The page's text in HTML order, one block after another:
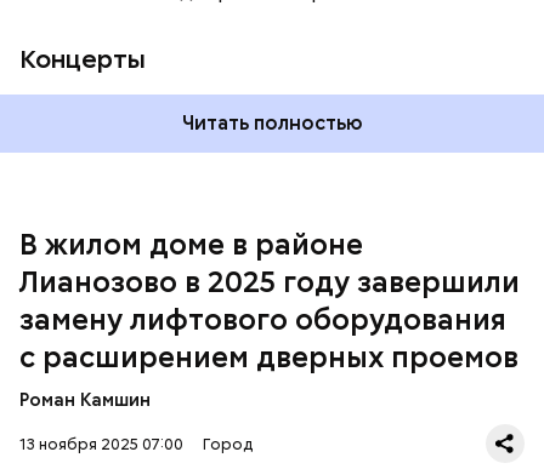
Концерты
Читать полностью
В жилом доме в районе
Лианозово в 2025 году завершили
замену лифтового оборудования
с расширением дверных проемов
Роман Камшин
13 ноября 2025 07:00 Город